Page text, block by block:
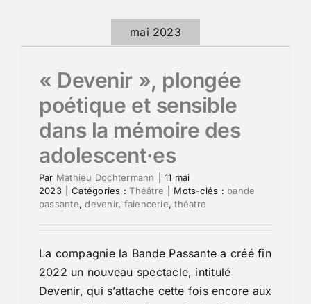
mai 2023
« Devenir », plongée
poétique et sensible
dans la mémoire des
adolescent·es
Par Mathieu Dochtermann
11 mai
2023
Catégories :Théâtre Mots-clés : bande
passante,devenir, faiencerie,théatre
La compagnie la Bande Passante a créé fin
2022 un nouveau spectacle, intitulé
Devenir, qui s’attache cette fois encore aux